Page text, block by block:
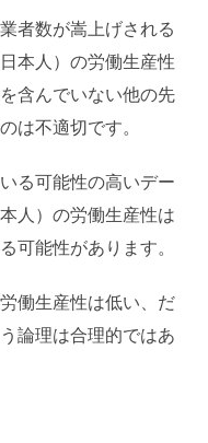
者数が嵩上げされる
本人）の労働生産性
含んでいない他の先
は不適切です。
る可能性の高いデー
人）の労働生産性は
可能性があります。
働生産性は低い、だ
論理は合理的ではあ